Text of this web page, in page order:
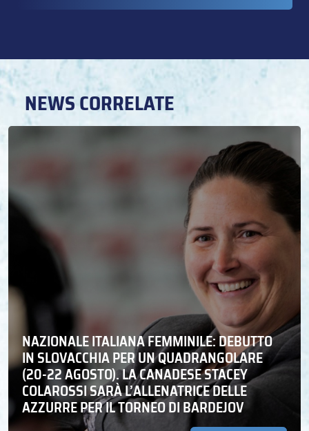
NEWS CORRELATE
NAZIONALE ITALIANA FEMMINILE: DEBUTTO
IN SLOVACCHIA PER UN QUADRANGOLARE
(20-22 AGOSTO). LA CANADESE STACEY
COLAROSSI SARÀ L’ALLENATRICE DELLE
AZZURRE PER IL TORNEO DI BARDEJOV